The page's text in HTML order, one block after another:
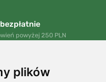
plików
powyżej 250 PLN
swoje zamówienie w dowolnym